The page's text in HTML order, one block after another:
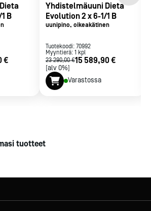
OneTouch -pikavalikon.
tapahtuu kätevästi valintapyörän
hyödyntää sekä kuvakkeita että
esiasetettuja reseptejä ryhmiteltynä
voi muokata ja tallentaa niiden
B
€
Yhdistelmäuuni Dieta
Evolution 2 x 6-1/1 B
uunipino, oikeakätinen
Tuotekoodi: 70992
Myyntierä: 1 kpl
23 290,00 €15 589,90 €
[alv 0%]
Varastossa
tuotteet